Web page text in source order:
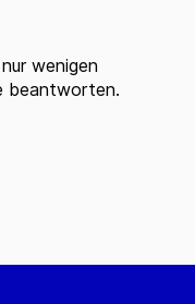
wenigen
beantworten.